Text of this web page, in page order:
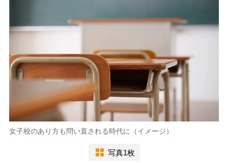
女子校のあり方も問い直される時代に（イメージ）
写真1枚